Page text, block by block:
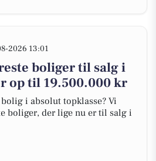
2026 13:01
boliger til salg i
op til 19.500.000 kr
i absolut topklasse? Vi
boliger, der lige nu er til salg i